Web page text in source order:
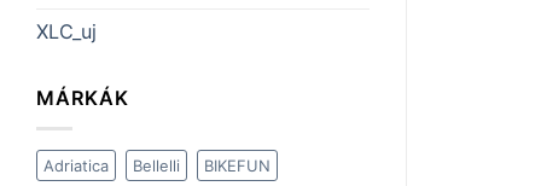
XLC_uj
MÁRKÁK
Adriatica Bellelli
BIKEFUN